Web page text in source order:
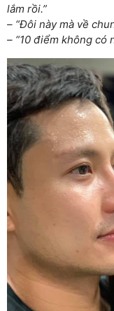
lắm rồi.”
– “Đôi này mà về
– “10 điểm không có